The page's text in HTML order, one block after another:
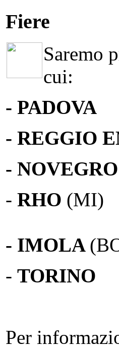
Fiere
Saremo
cui:
- PADOVA
- REGGIO
- NOVEGRO
- RHO (MI)
- IMOLA
- TORINO
Per